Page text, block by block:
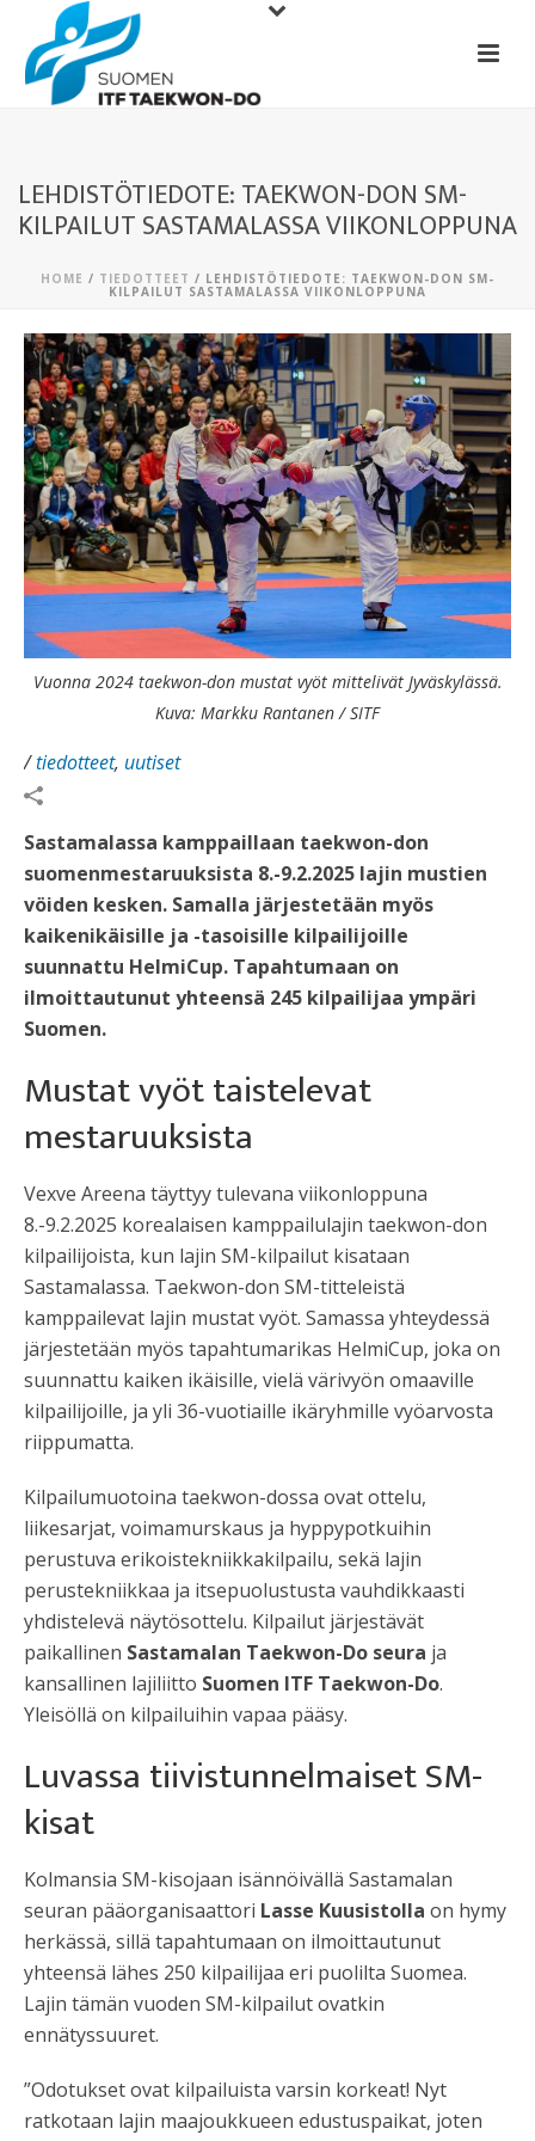
LEHDISTÖTIEDOTE: TAEKWON-DON SM-
KILPAILUT SASTAMALASSA VIIKONLOPPUNA
HOME / TIEDOTTEET / LEHDISTÖTIEDOTE: TAEKWON-DON SM-
KILPAILUT SASTAMALASSA VIIKONLOPPUNA
Vuonna 2024 taekwon-don mustat vyöt mittelivät Jyväskylässä.
Kuva: Markku Rantanen / SITF
/tiedotteet, uutiset
Sastamalassa kamppaillaan taekwon-don
suomenmestaruuksista 8.-9.2.2025 lajin mustien
vöiden kesken. Samalla järjestetään myös
kaikenikäisille ja -tasoisille kilpailijoille
suunnattu HelmiCup. Tapahtumaan on
ilmoittautunut yhteensä 245 kilpailijaa ympäri
Suomen.
Mustat vyöt taistelevat
mestaruuksista
Vexve Areena täyttyy tulevana viikonloppuna
8.-9.2.2025 korealaisen kamppailulajin taekwon-don
kilpailijoista, kun lajin SM-kilpailut kisataan
Sastamalassa. Taekwon-don SM-titteleistä
kamppailevat lajin mustat vyöt. Samassa yhteydessä
järjestetään myös tapahtumarikas HelmiCup, joka on
suunnattu kaiken ikäisille, vielä värivyön omaaville
kilpailijoille, ja yli 36-vuotiaille ikäryhmille vyöarvosta
riippumatta.
Kilpailumuotoina taekwon-dossa ovat ottelu,
liikesarjat, voimamurskaus ja hyppypotkuihin
perustuva erikoistekniikkakilpailu, sekä lajin
perustekniikkaa ja itsepuolustusta vauhdikkaasti
yhdistelevä näytösottelu. Kilpailut järjestävät
paikallinen Sastamalan Taekwon-Do seura ja
kansallinen lajiliitto Suomen ITF Taekwon-Do.
Yleisöllä on kilpailuihin vapaa pääsy.
Luvassa tiivistunnelmaiset SM-
kisat
Kolmansia SM-kisojaan isännöivällä Sastamalan
seuran pääorganisaattori Lasse Kuusistolla on hymy
herkässä, sillä tapahtumaan on ilmoittautunut
yhteensä lähes 250 kilpailijaa eri puolilta Suomea.
Lajin tämän vuoden SM-kilpailut ovatkin
ennätyssuuret.
”Odotukset ovat kilpailuista varsin korkeat! Nyt
ratkotaan lajin maajoukkueen edustuspaikat, joten